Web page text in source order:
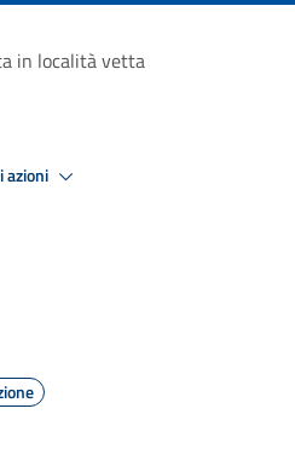
in località vetta
azioni